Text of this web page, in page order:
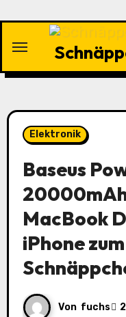
springen
Elektronik
Baseus
MacBook
iPhone zum
Von fuchs